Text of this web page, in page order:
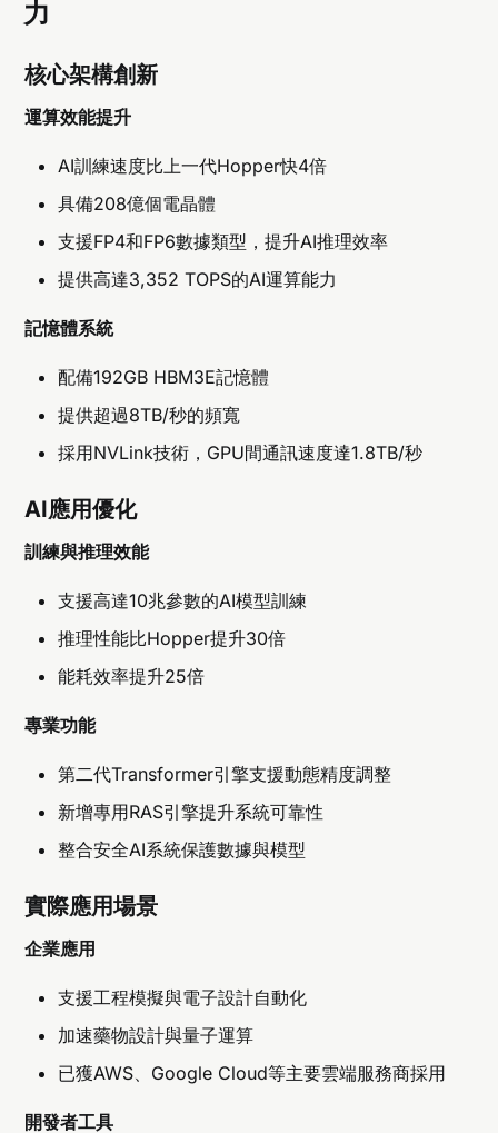
力
核心架構創新
運算效能提升
AI訓練速度比上一代Hopper快4倍
具備208億個電晶體
支援FP4和FP6數據類型，提升AI推理效率
提供高達3,352 TOPS的AI運算能力
記憶體系統
配備192GB HBM3E記憶體
提供超過8TB/秒的頻寬
採用NVLink技術，GPU間通訊速度達1.8TB/秒
AI應用優化
訓練與推理效能
支援高達10兆參數的AI模型訓練
推理性能比Hopper提升30倍
能耗效率提升25倍
專業功能
第二代Transformer引擎支援動態精度調整
新增專用RAS引擎提升系統可靠性
整合安全AI系統保護數據與模型
實際應用場景
企業應用
支援工程模擬與電子設計自動化
加速藥物設計與量子運算
已獲AWS、Google Cloud等主要雲端服務商採用
開發者工具